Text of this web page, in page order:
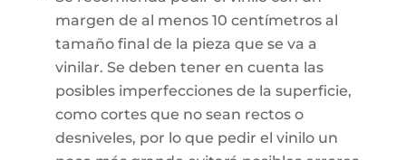
margen de al menos 10 centímetros al
tamaño final de la pieza que se va a
vinilar. Se deben tener en cuenta las
posibles imperfecciones de la superficie,
como cortes que no sean rectos o
desniveles, por lo que pedir el vinilo un